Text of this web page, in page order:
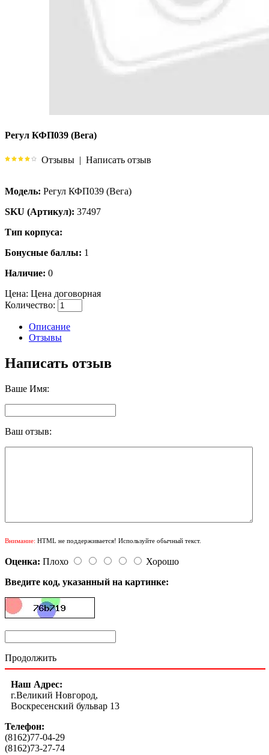
Регул КФП039 (Вега)
Отзывы | Написать отзыв
Модель: Регул КФП039 (Вега)
SKU (Артикул): 37497
Тип корпуса:
Бонусные баллы: 1
Наличие: 0
Цена: Цена договорная
Количество:
Описание
Отзывы
Написать отзыв
Ваше Имя:
Ваш отзыв:
Внимание: HTML не поддерживается! Используйте обычный текст.
Оценка: Плохо
Хорошо
Введите код, указанный на картинке:
Продолжить
Наш Адрес:
г.Великий Новгород,
Воскресенский бульвар 13
Телефон:
(8162)77-04-29
(8162)73-27-74